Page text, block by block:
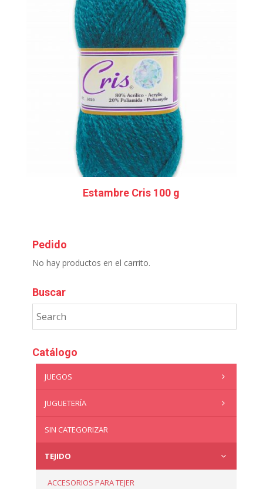
Estambre Cris 100 g
Pedido
No hay productos en el carrito.
Buscar
Catálogo
JUEGOS
JUGUETERÍA
SIN CATEGORIZAR
TEJIDO
ACCESORIOS PARA TEJER